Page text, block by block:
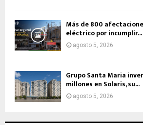
Más de 800
eléctrico por incumplir...
agosto 5, 2026
Grupo Santa Maria
millones en Solaris, su...
agosto 5, 2026